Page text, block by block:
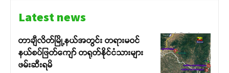
Latest news
တာချီလိတ်မြို့နယ်အတွင်း တရားမဝင်
နယ်စပ်ဖြတ်ကျော် တရုတ်နိုင်ငံသားများ
ဖမ်းဆီးရမိ